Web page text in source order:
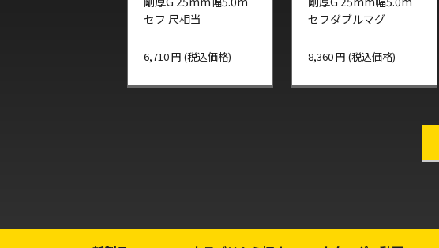
セフ 尺相当
6,710 円 (税込価格)
セフダブルマグ
8,360 円 (税込価格)